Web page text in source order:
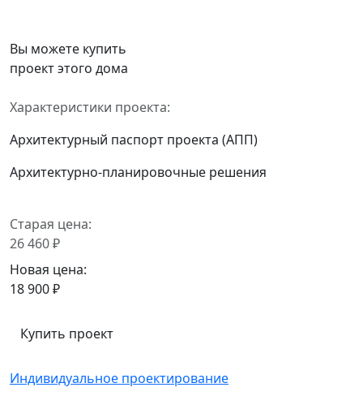
Вы можете купить
проект этого дома
Характеристики проекта:
Архитектурный паспорт проекта (АПП)
Архитектурно-планировочные решения
Старая цена:
26 460 ₽
Новая цена:
18 900 ₽
Купить проект
Индивидуальное проектирование